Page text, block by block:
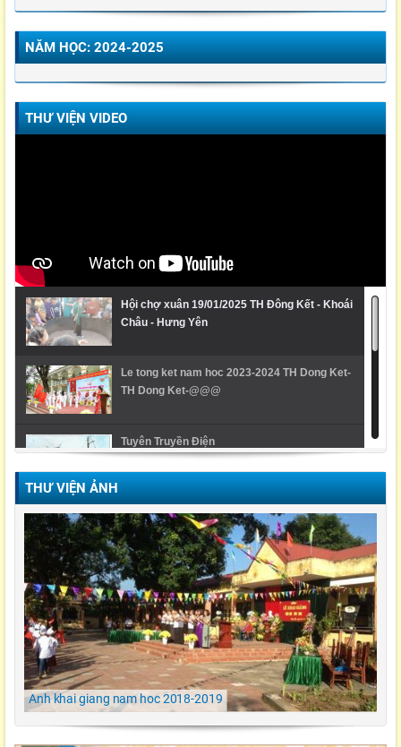
NĂM HỌC: 2024-2025
THƯ VIỆN VIDEO
Hội chợ xuân 19/01/2025 TH Đông Kết - Khoái
Châu - Hưng Yên
Le tong ket nam hoc 2023-2024 TH Dong Ket-
TH Dong Ket-@@@
Tuyên Truyền Điện
Video Lễ trao giải cuộc thi Violympic Quốc gia
Ngày hội ẩm thực/ TH Đông kết/ Khoái Châu/
Hưng Yên
LỄ KHAI GIẢNG NĂM HỌC 2021-2022 Tiểu
Học Đông Kết
THƯ VIỆN ẢNH
Anh khai giang nam hoc 2018-2019